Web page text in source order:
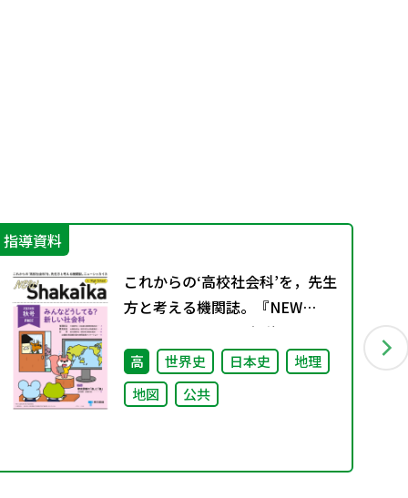
指導資料
これからの‘高校社会科’を，先生
方と考える機関誌。『NEW
ShakaIka』 2024年秋号
高 世界史 日本史
地理
地図
公共